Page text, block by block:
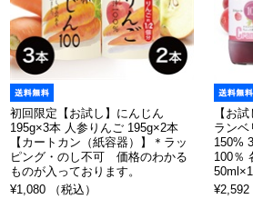
初回限定【お試し】にんじん
195g×3本 人参りんご 195g×2本
【カートカン（紙容器）】＊ラッ
ピング・のし不可 価格のわかる
ものが入っております。
¥1,080 （税込）
【お
ランベ
150%
100％
50ml×1
¥2,592